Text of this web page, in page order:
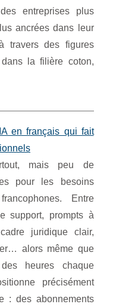
entreprises plus
ancrées dans leur
travers des figures
dans la filière coton,
en français qui fait
mais peu de
pour les besoins
Entre
support, prompts à
juridique clair,
alors même que
heures chaque
précisément
: des abonnements